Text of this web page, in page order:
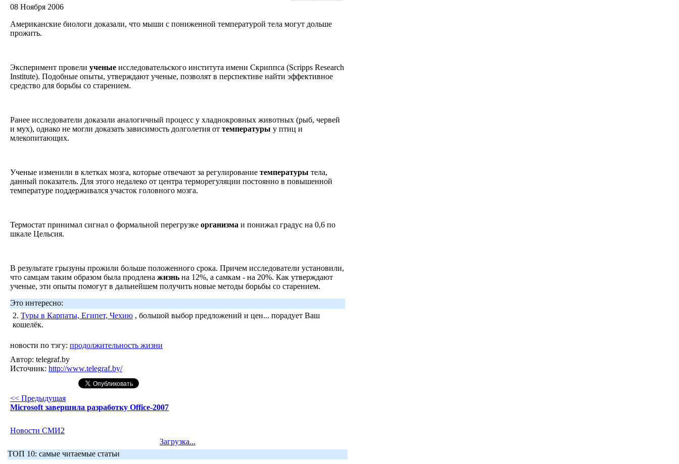
08 Ноября 2006
Американские биологи доказали, что мыши с пониженной температурой тела могут дольше
прожить.
Эксперимент провели ученые исследовательского института имени Скриппса (Scripps Research
Institute). Подобные опыты, утверждают ученые, позволят в перспективе найти эффективное
средство для борьбы со старением.
Ранее исследователи доказали аналогичный процесс у хладнокровных животных (рыб, червей
и мух), однако не могли доказать зависимость долголетия от температуры у птиц и
млекопитающих.
Ученые изменили в клетках мозга, которые отвечают за регулирование температуры тела,
данный показатель. Для этого недалеко от центра терморегуляции постоянно в повышенной
температуре поддерживался участок головного мозга.
Термостат принимал сигнал о формальной перегрузке организма и понижал градус на 0,6 по
шкале Цельсия.
В результате грызуны прожили больше положенного срока. Причем исследователи установили,
что самцам таким образом была продлена жизнь на 12%, а самкам - на 20%. Как утверждают
ученые, эти опыты помогут в дальнейшем получить новые методы борьбы со старением.
Это интересно:
2. Туры в Карпаты, Египет, Чехию , большой выбор предложений и цен... порадует Ваш
кошелёк.
новости по тэгу: продолжительность жизни
Автор: telegraf.by
Источник: http://www.telegraf.by/
<< Предыдущая
Microsoft завершила разработку Office-2007
Новости СМИ2
Загрузка...
ТОП 10: самые читаемые статьи